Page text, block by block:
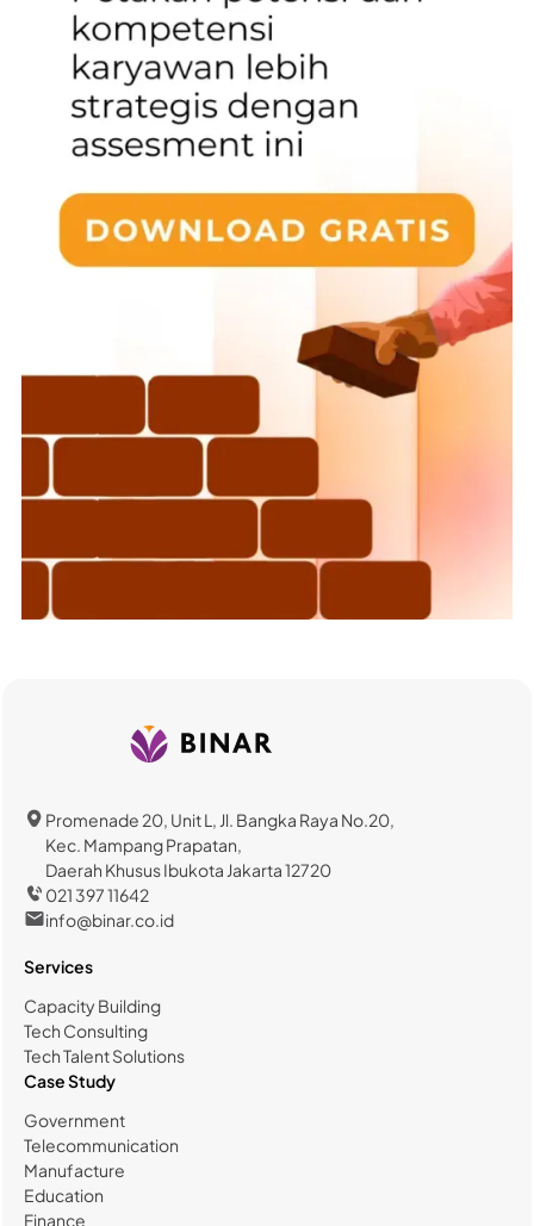
Promenade 20, Unit L, Jl. Bangka Raya No.20,
Kec. Mampang Prapatan,
Daerah Khusus Ibukota Jakarta 12720
021 397 11642
info@binar.co.id
Services
Capacity Building
Tech Consulting
Tech Talent Solutions
Case Study
Government
Telecommunication
Manufacture
Education
Finance